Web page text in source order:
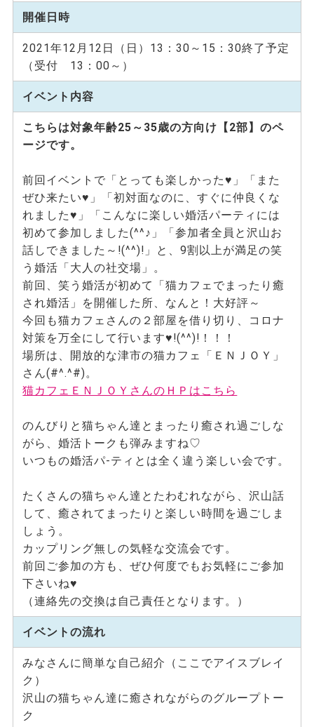
開催日時
2021年12月12日（日）13：30～15：30終了予定
（受付 13：00～）
イベント内容
こちらは対象年齢25～35歳の方向け【2部】のペ
ージです。
前回イベントで「とっても楽しかった♥」「また
ぜひ来たい♥」「初対面なのに、すぐに仲良くな
れました♥」「こんなに楽しい婚活パーティには
初めて参加しました(^^♪」「参加者全員と沢山お
話しできました～!(^^)!」と、9割以上が満足の笑
う婚活「大人の社交場」。
前回、笑う婚活が初めて「猫カフェでまったり癒
され婚活」を開催した所、なんと！大好評～
今回も猫カフェさんの２部屋を借り切り、コロナ
対策を万全にして行います♥!(^^)!！！！
場所は、開放的な津市の猫カフェ「ＥＮＪＯＹ」
さん(#^.^#)。
猫カフェＥＮＪＯＹさんのＨＰはこちら
のんびりと猫ちゃん達とまったり癒され過ごしな
がら、婚活トークも弾みますね♡
いつもの婚活パ-ティとは全く違う楽しい会です。
たくさんの猫ちゃん達とたわむれながら、沢山話
して、癒されてまったりと楽しい時間を過ごしま
しょう。
カップリング無しの気軽な交流会です。
前回ご参加の方も、ぜひ何度でもお気軽にご参加
下さいね♥
（連絡先の交換は自己責任となります。）
イベントの流れ
みなさんに簡単な自己紹介（ここでアイスブレイ
ク）
沢山の猫ちゃん達に癒されながらのグループトー
ク